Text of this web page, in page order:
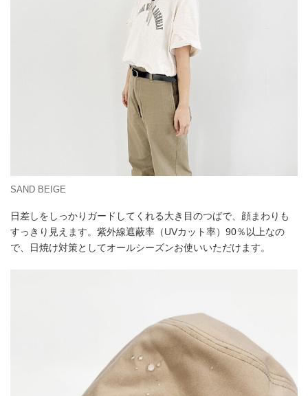
SAND BEIGE
日差しをしっかりガードしてくれる大き目のつばで、顔まわりも
すっきり見えます。紫外線遮蔽率（UVカット率）90％以上なの
で、日焼け対策としてオールシーズンお使いいただけます。